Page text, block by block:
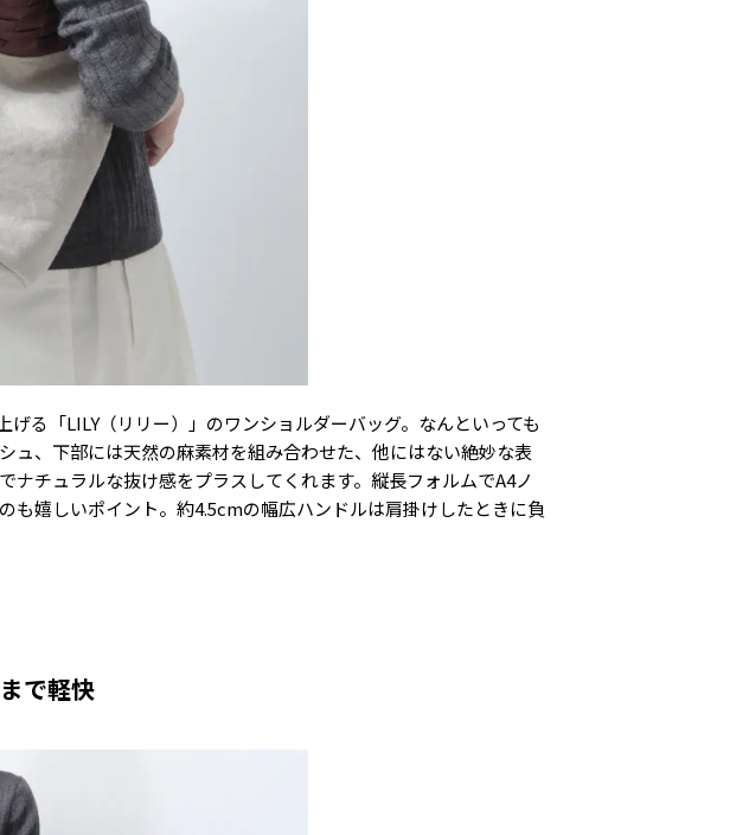
る「LILY（リリー）」のワンショルダーバッグ。なんといっても
ュ、下部には天然の麻素材を組み合わせた、他にはない絶妙な表
チュラルな抜け感をプラスしてくれます。縦長フォルムでA4ノ
嬉しいポイント。約4.5cmの幅広ハンドルは肩掛けしたときに負
で軽快